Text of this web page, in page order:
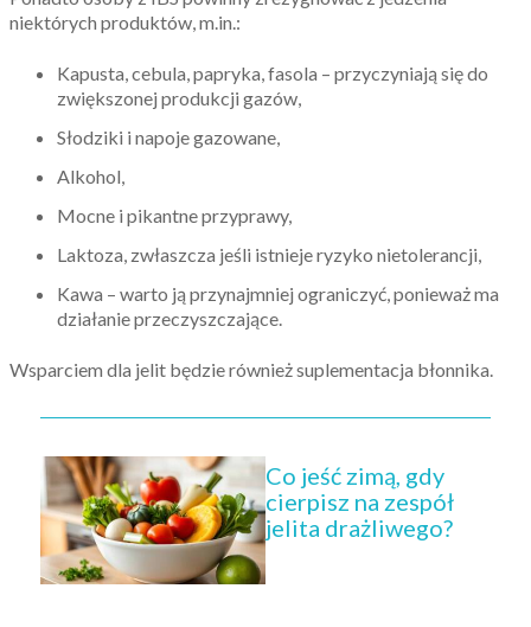
niektórych produktów, m.in.:
Kapusta, cebula, papryka, fasola – przyczyniają się do
zwiększonej produkcji gazów,
Słodziki i napoje gazowane,
Alkohol,
Mocne i pikantne przyprawy,
Laktoza, zwłaszcza jeśli istnieje ryzyko nietolerancji,
Kawa – warto ją przynajmniej ograniczyć, ponieważ ma
działanie przeczyszczające.
Wsparciem dla jelit będzie również suplementacja błonnika.
Co jeść zimą, gdy
cierpisz na zespół
jelita drażliwego?